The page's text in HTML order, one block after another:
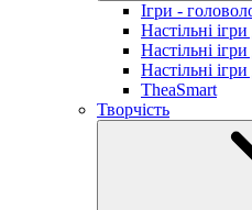
Ігри -
Настільні
Настільні
Настільні
TheaSmart
Творчість